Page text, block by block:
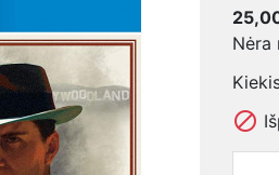
Nėra
